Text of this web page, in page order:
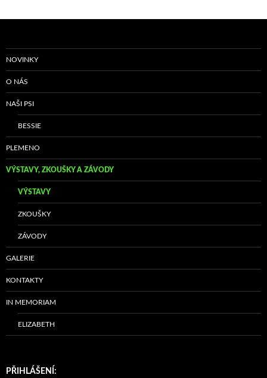
NOVINKY
O NÁS
NAŠI PSI
BESSIE
PLEMENO
VÝSTAVY, ZKOUŠKY A ZÁVODY
VÝSTAVY
ZKOUŠKY
ZÁVODY
GALERIE
KONTAKTY
IN MEMORIAM
ELIZABETH
PŘIHLÁŠENÍ: